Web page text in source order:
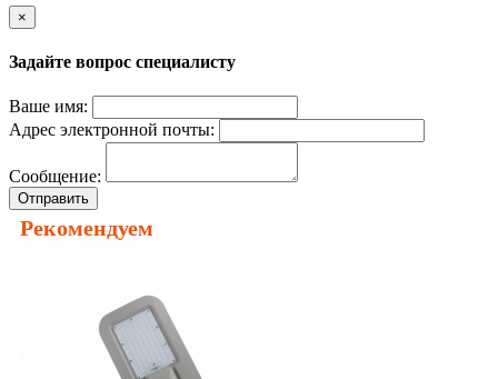
×
Задайте вопрос специалисту
Ваше имя:
Адрес электронной почты:
Сообщение:
Отправить
Рекомендуем